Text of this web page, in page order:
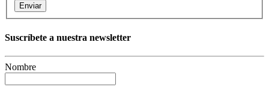
Enviar
Suscríbete a nuestra newsletter
Nombre